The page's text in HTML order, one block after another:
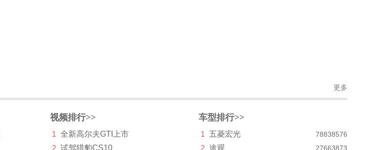
更多
视频排行>>
1
全新高尔夫GTI上市
2 试驾猎豹CS10
车型排行>>
1 五菱宏光 78838576
2 途观 27663873